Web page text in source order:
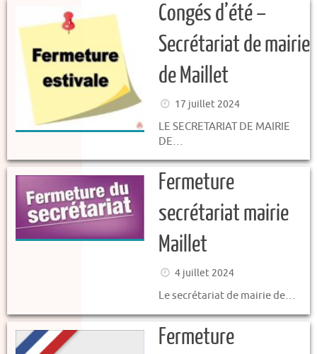
Congés d’été –
Secrétariat de mairie
de Maillet
17 juillet 2024
LE SECRETARIAT DE MAIRIE
DE…
Fermeture
secrétariat mairie
Maillet
4 juillet 2024
Le secrétariat de mairie de…
Fermeture